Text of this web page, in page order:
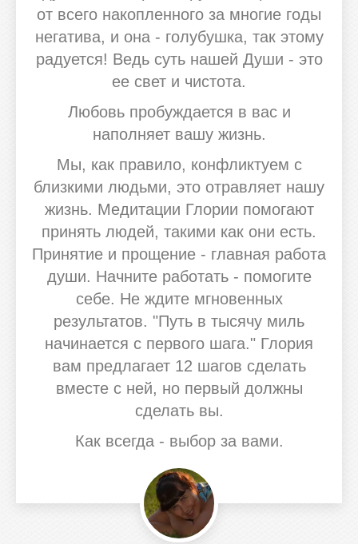
от всего накопленного за многие годы
негатива, и она - голубушка, так этому
радуется! Ведь суть нашей Души - это
ее свет и чистота.
Любовь пробуждается в вас и
наполняет вашу жизнь.
Мы, как правило, конфликтуем с
близкими людьми, это отравляет нашу
жизнь. Медитации Глории помогают
принять людей, такими как они есть.
Принятие и прощение - главная работа
души. Начните работать - помогите
себе. Не ждите мгновенных
результатов. "Путь в тысячу миль
начинается с первого шага." Глория
вам предлагает 12 шагов сделать
вместе с ней, но первый должны
сделать вы.
Как всегда - выбор за вами.